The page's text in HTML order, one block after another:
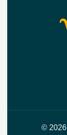
© 2026